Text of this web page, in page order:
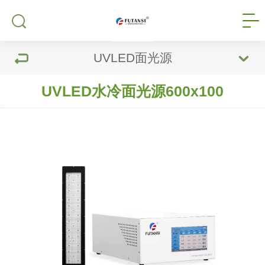
UVLED面光源
UVLED水冷面光源600x100